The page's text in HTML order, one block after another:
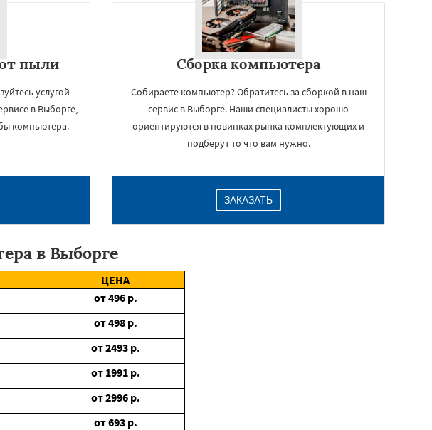
пыли
услугой
в Выборге,
компьютера.
Сборка компьютера
Собираете компьютер? Обратитесь за сборкой в наш
сервис в Выборге. Наши специалисты хорошо
ориентируются в новинках рынка комплектующих и
подберут то что вам нужно.
ЗАКАЗАТЬ
в Выборге
ЦЕНА
от496 р.
от498 р.
от2493 р.
от 1991 р.
от2996 р.
от693 р.
данных